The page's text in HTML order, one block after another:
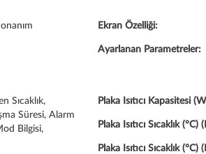
Ekran Özelliği:
Ayarlanan Parametreler:
Sıcaklık,
Süresi, Alarm
Bilgisi,
Plaka Isıtıcı Kapasitesi
Plaka Isıtıcı Sıcaklık (°C)
Plaka Isıtıcı Sıcaklık (°C)